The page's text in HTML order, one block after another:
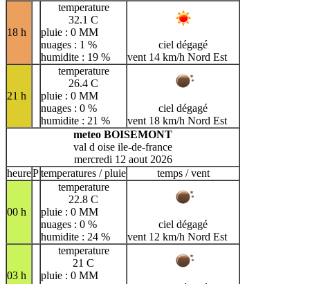
18 h
temperature
32.1 C
pluie : 0 MM
nuages : 1 %
humidite : 19 %
ciel dégagé
vent 14 km/h Nord Est
21 h
temperature
26.4 C
pluie : 0 MM
nuages : 0 %
humidite : 21 %
ciel dégagé
vent 18 km/h Nord Est
meteo BOISEMONT
val d oise ile-de-france
mercredi 12 aout 2026
heurePtemperatures / pluie temps / vent
00 h
temperature
22.8 C
pluie : 0 MM
nuages : 0 %
humidite : 24 %
ciel dégagé
vent 12 km/h Nord Est
03 h
temperature
21 C
pluie : 0 MM